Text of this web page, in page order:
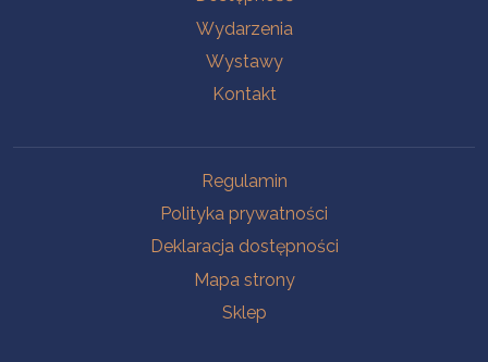
Wydarzenia
Wystawy
Kontakt
Regulamin
Polityka prywatności
Deklaracja dostępności
Mapa strony
Sklep